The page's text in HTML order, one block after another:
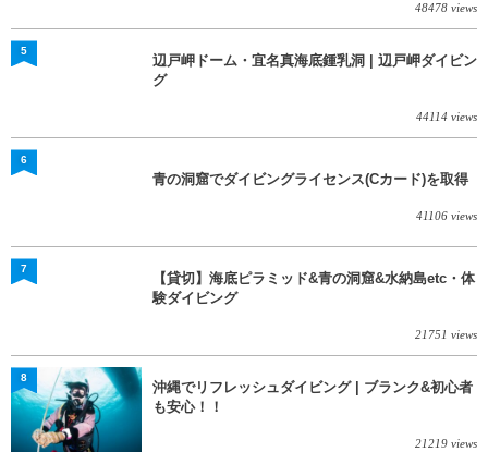
48478 views
辺戸岬ドーム・宜名真海底鍾乳洞 | 辺戸岬ダイビン
グ
44114 views
5
青の洞窟でダイビングライセンス(Cカード)を取得
41106 views
6
【貸切】海底ピラミッド&青の洞窟&水納島etc・体
験ダイビング
21751 views
7
沖縄でリフレッシュダイビング | ブランク&初心者
も安心！！
21219 views
8